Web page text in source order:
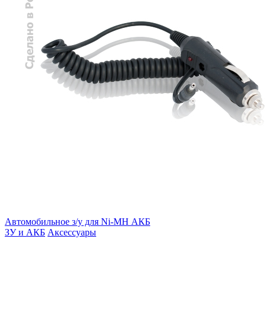
Автомобильное з/у для Ni-MH АКБ
ЗУ и АКБ Аксессуары